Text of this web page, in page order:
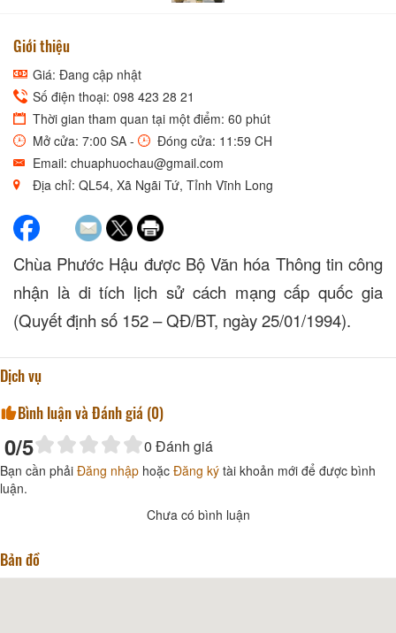
Giới thiệu
Giá: Đang cập nhật
Số điện thoại: 098 423 28 21
Thời gian tham quan tại một điểm: 60 phút
Mở cửa: 7:00 SA -
Đóng cửa: 11:59 CH
Email: chuaphuochau@gmail.com
Địa chỉ: QL54, Xã Ngãi Tứ, Tỉnh Vĩnh Long
Chùa Phước Hậu được Bộ Văn hóa Thông tin công
nhận là di tích lịch sử cách mạng cấp quốc gia
(Quyết định số 152 – QĐ/BT, ngày 25/01/1994).
Dịch vụ
Bình luận và Đánh giá (0)
0/5 0 Đánh giá
Bạn cần phải Đăng nhập hoặc Đăng ký tài khoản mới để được bình
luận.
Chưa có bình luận
Bản đồ